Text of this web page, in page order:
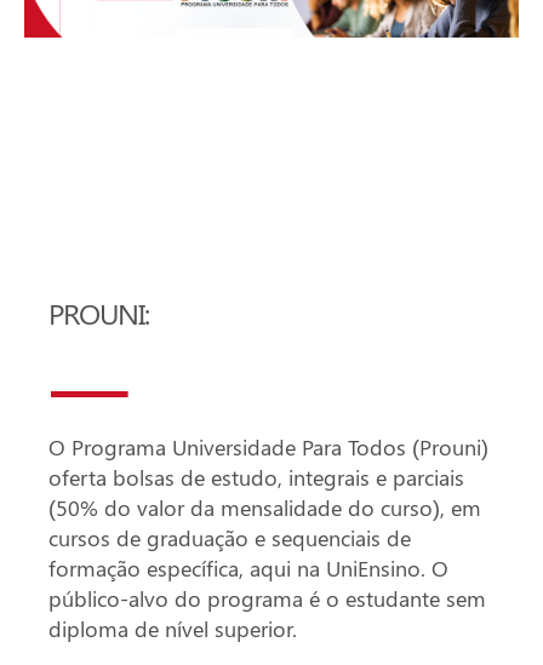
PROUNI:
O Programa Universidade Para Todos (Prouni)
oferta bolsas de estudo, integrais e parciais
(50% do valor da mensalidade do curso), em
cursos de graduação e sequenciais de
formação específica, aqui na UniEnsino. O
público-alvo do programa é o estudante sem
diploma de nível superior.